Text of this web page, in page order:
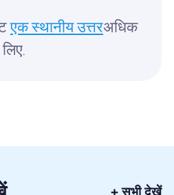
एक स्थानीय उत्तरअधिक